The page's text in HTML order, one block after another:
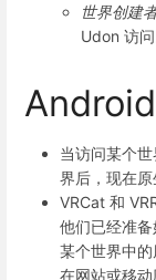
世界创建
Udon 访
当访问某个
界后，现在原
VRCat 和
他们已经准
某个世界中
在网站或移动